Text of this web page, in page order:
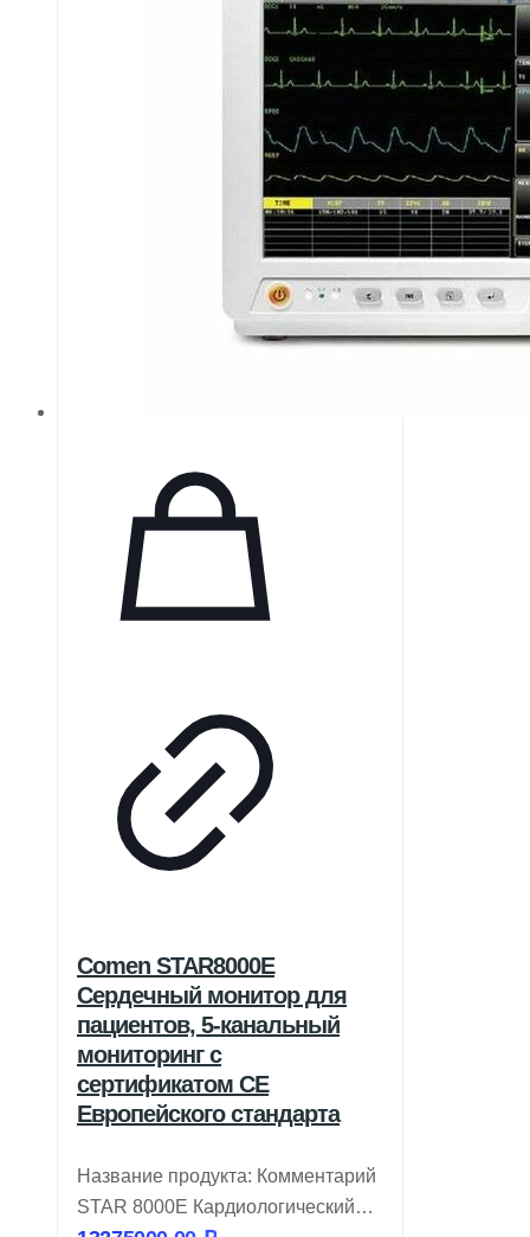
Comen STAR8000E
Сердечный монитор для
пациентов, 5-канальный
мониторинг с
сертификатом CE
Европейского стандарта
Название продукта: Комментарий
STAR 8000E Кардиологический